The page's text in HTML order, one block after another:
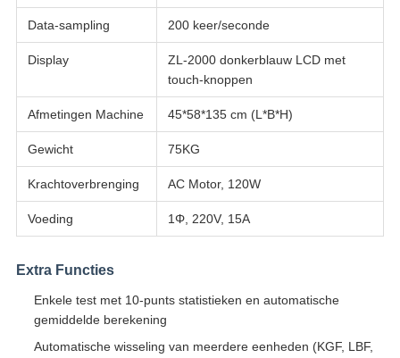
Data-sampling 200 keer/seconde
Display
ZL-2000 donkerblauw LCD met
touch-knoppen
Afmetingen Machine 45*58*135 cm (L*B*H)
Gewicht 75KG
Krachtoverbrenging AC Motor, 120W
Voeding 1Φ, 220V, 15A
Extra Functies
Enkele test met 10-punts statistieken en automatische
gemiddelde berekening
Automatische wisseling van meerdere eenheden (KGF, LBF,